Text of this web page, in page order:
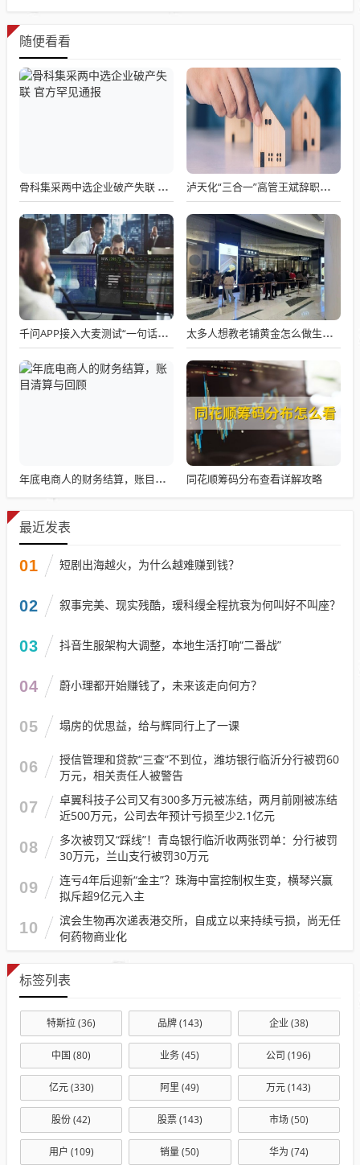
随便看看
骨科集采两中选企业破产失联 官方罕见通报 泸天化“三合一”高管王斌辞职：高管变动叠加财务、业绩双重压力，公司进入阶段性调整期
千问APP接入大麦测试“一句话买电影票” 太多人想教老铺黄金怎么做生意了
年底电商人的财务结算，账目清算与回顾 同花顺筹码分布查看详解攻略
最近发表
01 短剧出海越火，为什么越难赚到钱？
02 叙事完美、现实残酷，瑷科缦全程抗衰为何叫好不叫座？
03 抖音生服架构大调整，本地生活打响“二番战”
04 蔚小理都开始赚钱了，未来该走向何方？
05 塌房的优思益，给与辉同行上了一课
06
授信管理和贷款“三查”不到位，潍坊银行临沂分行被罚60
万元，相关责任人被警告
07
卓翼科技子公司又有300多万元被冻结，两月前刚被冻结
近500万元，公司去年预计亏损至少2.1亿元
08
多次被罚又“踩线”！青岛银行临沂收两张罚单：分行被罚
30万元，兰山支行被罚30万元
09
连亏4年后迎新“金主”？珠海中富控制权生变，横琴兴赢
拟斥超9亿元入主
10
滨会生物再次递表港交所，自成立以来持续亏损，尚无任
何药物商业化
标签列表
特斯拉(36) 品牌(143) 企业(38)
中国 (80) 业务(45) 公司 (196)
亿元(330) 阿里(49) 万元(143)
股份(42) 股票(143) 市场(50)
用户 (109) 销量(50) 华为 (74)